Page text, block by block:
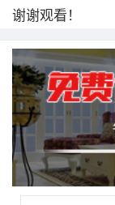
谢谢观看！